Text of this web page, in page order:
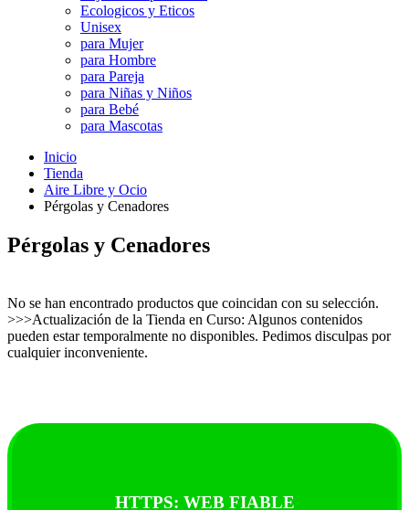
Ecologicos y Eticos
Unisex
para Mujer
para Hombre
para Pareja
para Niñas y Niños
para Bebé
para Mascotas
Inicio
Tienda
Aire Libre y Ocio
Pérgolas y Cenadores
Pérgolas y Cenadores
No se han encontrado productos que coincidan con su selección.
>>>Actualización de la Tienda en Curso: Algunos contenidos
pueden estar temporalmente no disponibles. Pedimos disculpas por
cualquier inconveniente.
HTTPS: WEB FIABLE